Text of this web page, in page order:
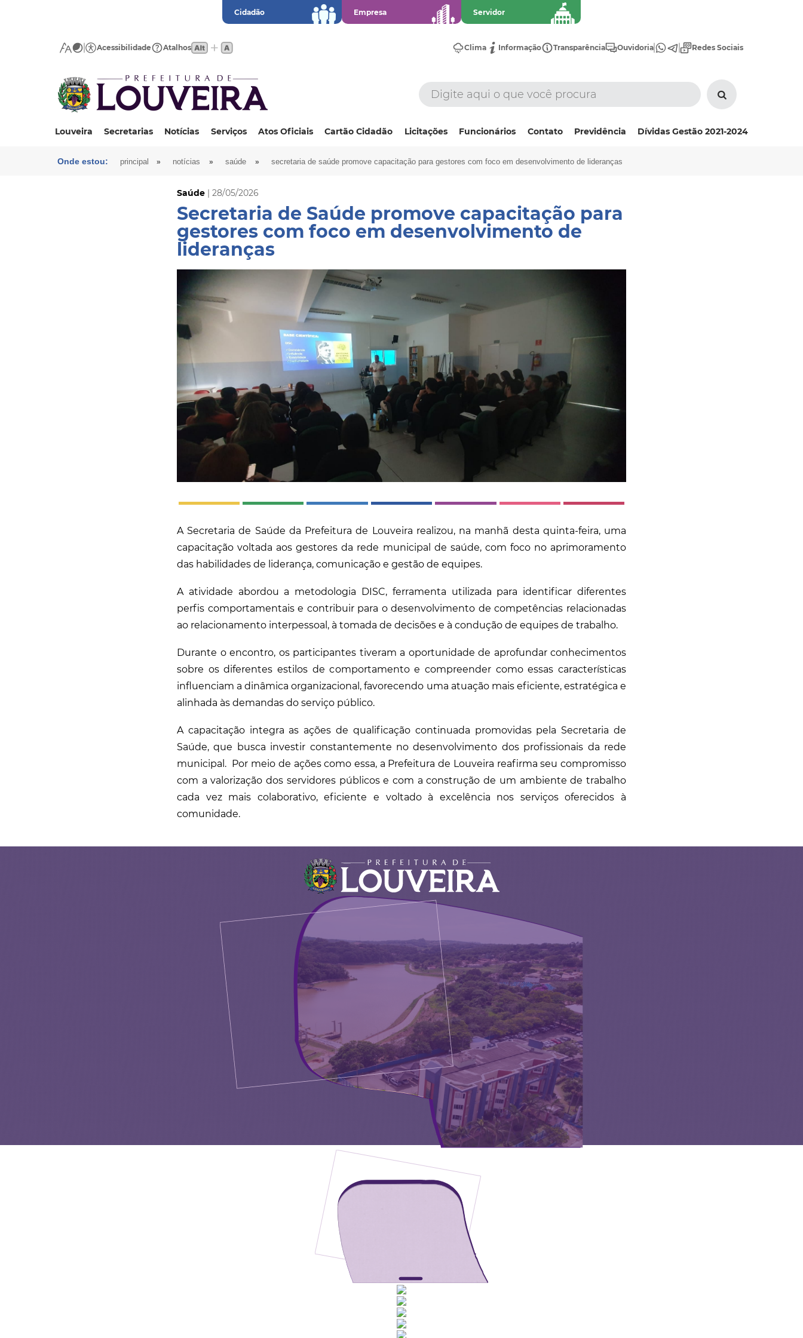
Cidadão Empresa Servidor
Acessibilidade Atalhos Clima Informação Transparência Ouvidoria Redes Sociais
Louveira Secretarias Notícias Serviços Atos Oficiais Cartão Cidadão Licitações Funcionários Contato Previdência Dívidas Gestão 2021-2024
Onde estou: principal » notícias » saúde » secretaria de saúde promove capacitação para gestores com foco em desenvolvimento de lideranças
Saúde | 28/05/2026
Secretaria de Saúde promove capacitação para
gestores com foco em desenvolvimento de
lideranças
A Secretaria de Saúde da Prefeitura de Louveira realizou, na manhã desta quinta-feira, uma
capacitação voltada aos gestores da rede municipal de saúde, com foco no aprimoramento
das habilidades de liderança, comunicação e gestão de equipes.
A atividade abordou a metodologia DISC, ferramenta utilizada para identificar diferentes
perfis comportamentais e contribuir para o desenvolvimento de competências relacionadas
ao relacionamento interpessoal, à tomada de decisões e à condução de equipes de trabalho.
Durante o encontro, os participantes tiveram a oportunidade de aprofundar conhecimentos
sobre os diferentes estilos de comportamento e compreender como essas características
influenciam a dinâmica organizacional, favorecendo uma atuação mais eficiente, estratégica e
alinhada às demandas do serviço público.
A capacitação integra as ações de qualificação continuada promovidas pela Secretaria de
Saúde, que busca investir constantemente no desenvolvimento dos profissionais da rede
municipal. Por meio de ações como essa, a Prefeitura de Louveira reafirma seu compromisso
com a valorização dos servidores públicos e com a construção de um ambiente de trabalho
cada vez mais colaborativo, eficiente e voltado à excelência nos serviços oferecidos à
comunidade.